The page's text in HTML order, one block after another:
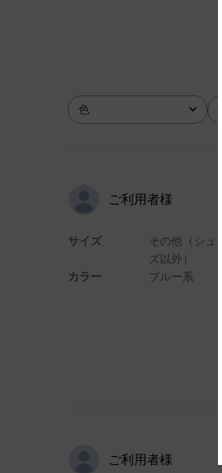
色全て
ご利用者様
サイズ
カラー
その他（シュー
ズ以外）
ブルー系
ご利用者様